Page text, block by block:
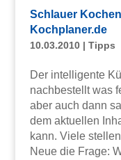
Schlauer
Kochplaner.de
10.03.2010| Tipps
Der intelligente
nachbestellt was
aber auch dann
dem aktuellen
kann. Viele
Neue die Frage: